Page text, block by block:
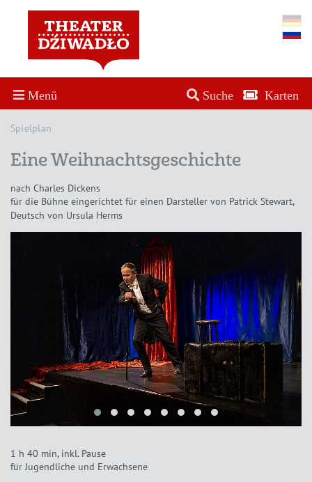
Menü Suche Karten
Spielplan
Eine Weihnachtsgeschichte
nach Charles Dickens
für die Bühne eingerichtet für einen Darsteller von Patrick Stewart,
Deutsch von Ursula Herms
1 h 40 min, inkl. Pause
für Jugendliche und Erwachsene